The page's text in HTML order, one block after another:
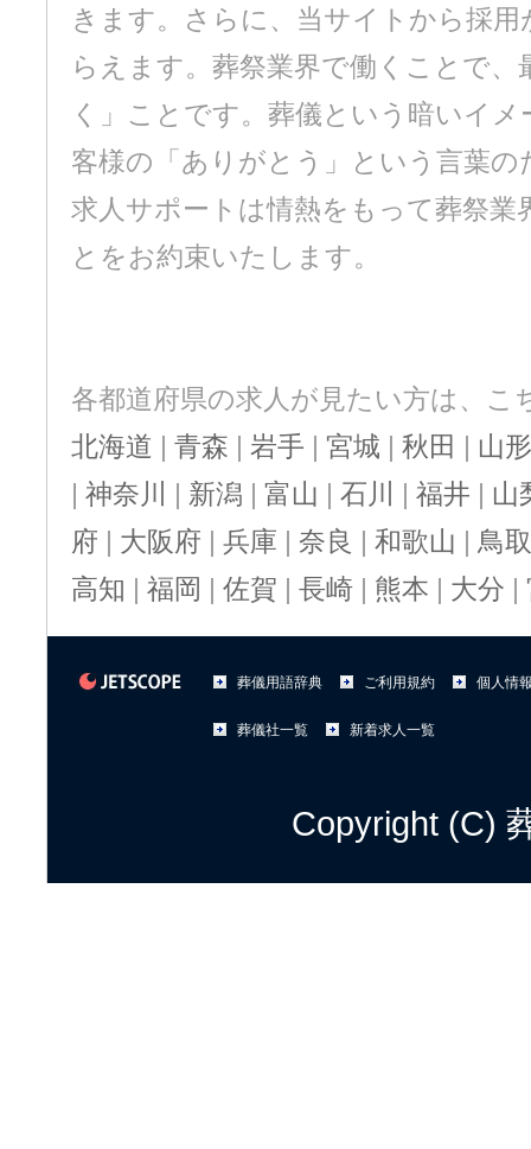
きます。さらに、当サイトから採
らえます。葬祭業界で働くことで
く」ことです。葬儀という暗いイ
客様の「ありがとう」という言葉
求人サポートは情熱をもって葬祭
とをお約束いたします。
各都道府県の求人が見たい方は、
北海道 | 青森 | 岩手 | 宮城 | 秋田 | 山形
| 神奈川 | 新潟 | 富山 | 石川 | 福井 | 山
府 | 大阪府 | 兵庫 | 奈良 | 和歌山 | 鳥取
高知 | 福岡 | 佐賀 | 長崎 | 熊本 | 大分 |
葬儀用語辞典 ご利用規約 個人情
葬儀社一覧 新着求人一覧
Copyright (C)